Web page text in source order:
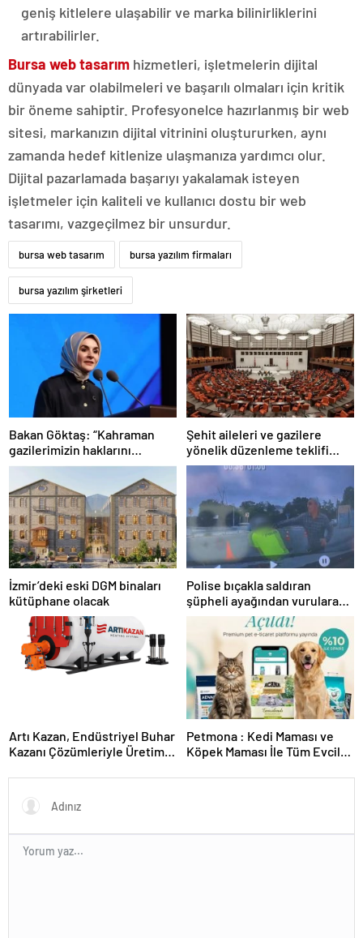
geniş kitlelere ulaşabilir ve marka bilinirliklerini
artırabilirler.
Bursa web tasarım hizmetleri, işletmelerin dijital
dünyada var olabilmeleri ve başarılı olmaları için kritik
bir öneme sahiptir. Profesyonelce hazırlanmış bir web
sitesi, markanızın dijital vitrinini oluştururken, aynı
zamanda hedef kitlenize ulaşmanıza yardımcı olur.
Dijital pazarlamada başarıyı yakalamak isteyen
işletmeler için kaliteli ve kullanıcı dostu bir web
tasarımı, vazgeçilmez bir unsurdur.
bursa web tasarım bursa yazılım firmaları
bursa yazılım şirketleri
Bakan Göktaş: “Kahraman
gazilerimizin haklarını
güçlendiren yeni bir dönemin
kapılarını aralıyoruz”
Şehit aileleri ve gazilere
yönelik düzenleme teklifi
Meclis’te kabul edildi
İzmir’deki eski DGM binaları
kütüphane olacak
Polise bıçakla saldıran
şüpheli ayağından vurularak
yakalandı
Artı Kazan, Endüstriyel Buhar
Kazanı Çözümleriyle Üretim
Sunuyor
Petmona : Kedi Maması ve
Köpek Maması İle Tüm Evcil